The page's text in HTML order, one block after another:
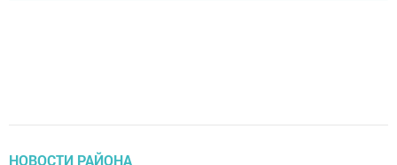
НОВОСТИ РАЙОНА